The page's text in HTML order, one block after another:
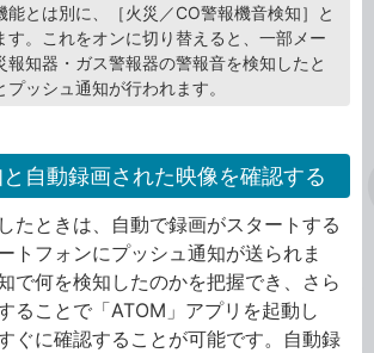
能とは別に、［火災／CO警報機音検知］と
す。これをオンに切り替えると、一部メー
報知器・ガス警報器の警報音を検知したと
ッシュ通知が行われます。
自動録画された映像を確認する
たときは、自動で録画がスタートする
トフォンにプッシュ通知が送られま
で何を検知したのかを把握でき、さら
ることで「ATOM」アプリを起動し
ぐに確認することが可能です。自動録